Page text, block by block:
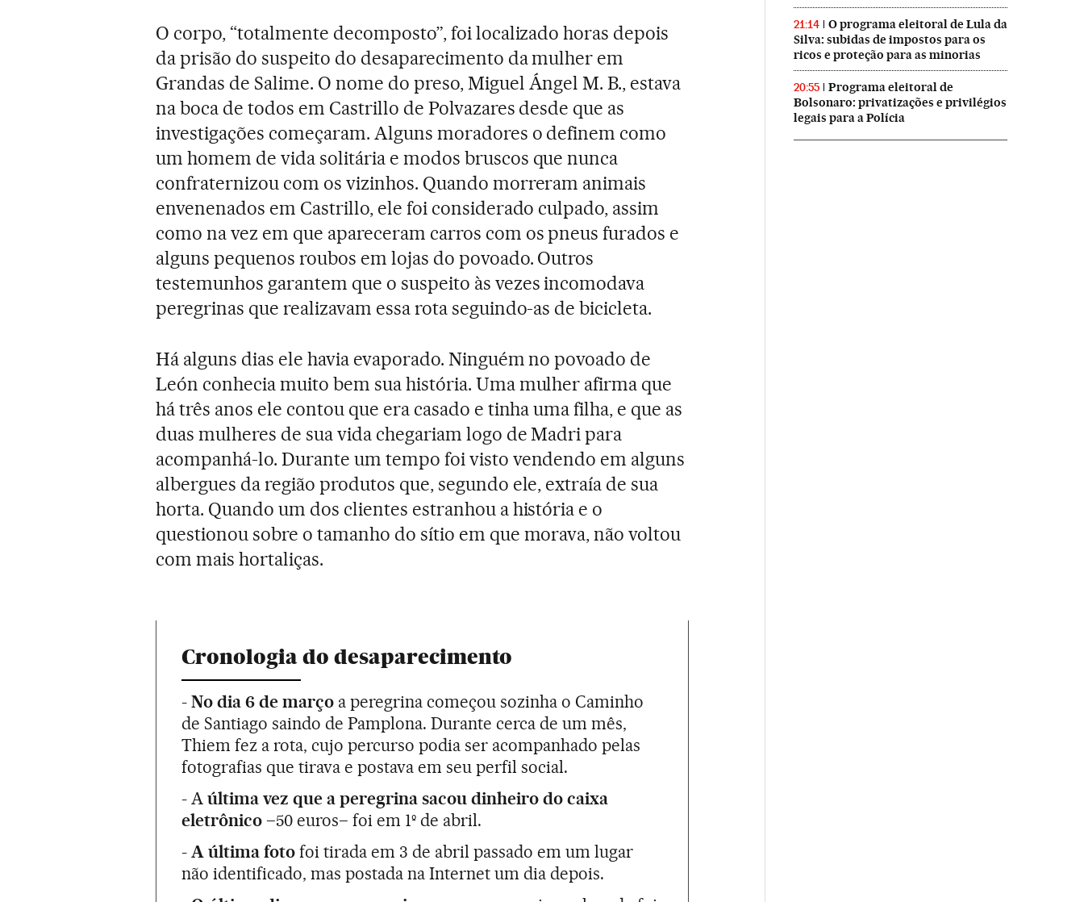
O corpo, “totalmente decomposto”, foi localizado horas depois
da prisão do suspeito do desaparecimento da mulher em
Grandas de Salime. O nome do preso, Miguel Ángel M. B., estava
na boca de todos em Castrillo de Polvazares desde que as
investigações começaram. Alguns moradores o definem como
um homem de vida solitária e modos bruscos que nunca
confraternizou com os vizinhos. Quando morreram animais
envenenados em Castrillo, ele foi considerado culpado, assim
como na vez em que apareceram carros com os pneus furados e
alguns pequenos roubos em lojas do povoado. Outros
testemunhos garantem que o suspeito às vezes incomodava
peregrinas que realizavam essa rota seguindo-as de bicicleta.
Há alguns dias ele havia evaporado. Ninguém no povoado de
León conhecia muito bem sua história. Uma mulher afirma que
há três anos ele contou que era casado e tinha uma filha, e que as
duas mulheres de sua vida chegariam logo de Madri para
acompanhá-lo. Durante um tempo foi visto vendendo em alguns
albergues da região produtos que, segundo ele, extraía de sua
horta. Quando um dos clientes estranhou a história e o
questionou sobre o tamanho do sítio em que morava, não voltou
com mais hortaliças.
Cronologia do desaparecimento
-No dia 6 de março a peregrina começou sozinha o Caminho
de Santiago saindo de Pamplona. Durante cerca de um mês,
Thiem fez a rota, cujo percurso podia ser acompanhado pelas
fotografias que tirava e postava em seu perfil social.
- Aúltima vez que a peregrina sacou dinheiro do caixa
eletrônico –50 euros– foi em 1º de abril.
- A última foto foi tirada em 3 de abril passado em um lugar
não identificado, mas postada na Internet um dia depois.
21:14
O programa eleitoral de Lula da
Silva: subidas de impostos para os
ricos e proteção para as minorias
20:55
Programa eleitoral de
Bolsonaro: privatizações e privilégios
legais para a Polícia